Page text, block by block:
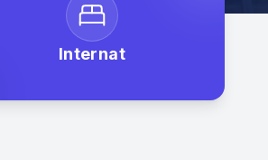
Internat